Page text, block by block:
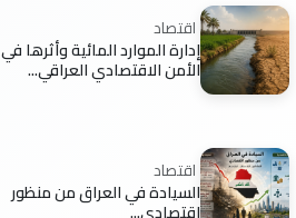
اقتصاد
إدارة الموارد المائية وأثرها في
الأمن الاقتصادي العراقي...
اقتصاد
السيادة في العراق من منظور
اقتصادي...